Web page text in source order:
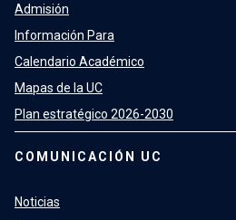
Admisión
Información Para
Calendario Académico
Mapas de la UC
Plan estratégico 2026-2030
COMUNICACIÓN UC
Noticias